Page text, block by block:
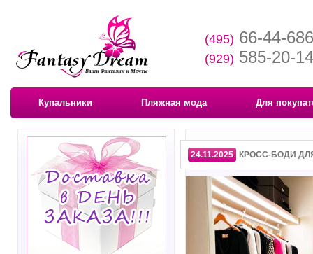
(495) 66-44-686
(929) 585-20-14
Купальники Пляжная мода Для
24.11.2025 КРОСС-БОДИ